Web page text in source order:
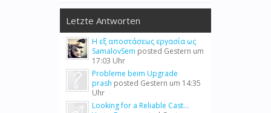
Letzte Antworten
Η εξ αποστάσεως εργασία ως
SamalovSem posted Gestern um
17:03 Uhr
Probleme beim Upgrade
prash posted Gestern um 14:35
Uhr
Looking for a Reliable Cast...